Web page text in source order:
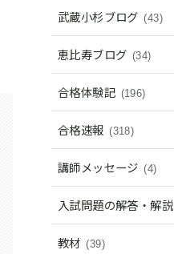
武蔵小杉ブログ (43)
恵比寿ブログ (34)
合格体験記 (196)
合格速報 (318)
講師メッセージ (4)
入試問題の解答・解説
教材 (39)